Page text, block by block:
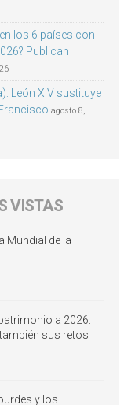
los 6 países con
Publican
León XIV sustituye
agosto 8,
VISTAS
Mundial de la
a 2026:
sus retos
y los